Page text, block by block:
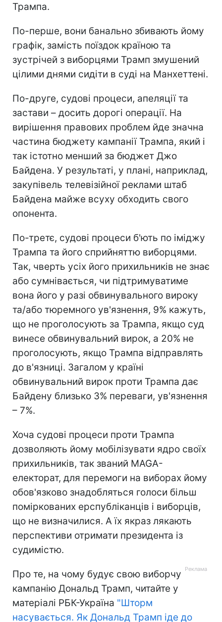
Трампа.
По-перше, вони банально збивають йому
графік, замість поїздок країною та
зустрічей з виборцями Трамп змушений
цілими днями сидіти в суді на Манхеттені.
По-друге, судові процеси, апеляції та
застави – досить дорогі операції. На
вирішення правових проблем йде значна
частина бюджету кампанії Трампа, який і
так істотно менший за бюджет Джо
Байдена. У результаті, у плані, наприклад,
закупівель телевізійної реклами штаб
Байдена майже всуху обходить свого
опонента.
По-третє, судові процеси б'ють по іміджу
Трампа та його сприйняттю виборцями.
Так, чверть усіх його прихильників не знає
або сумнівається, чи підтримуватиме
вона його у разі обвинувального вироку
та/або тюремного ув'язнення, 9% кажуть,
що не проголосують за Трампа, якщо суд
винесе обвинувальний вирок, а 20% не
проголосують, якщо Трампа відправлять
до в'язниці. Загалом у країні
обвинувальний вирок проти Трампа дає
Байдену близько 3% переваги, ув'язнення
– 7%.
Хоча судові процеси проти Трампа
дозволяють йому мобілізувати ядро своїх
прихильників, так званий MAGA-
електорат, для перемоги на виборах йому
обов'язково знадобляться голоси більш
поміркованих ерспубліканців і виборців,
що не визначилися. А їх якраз лякають
перспективи отримати президента із
судимістю.
Про те, на чому будує свою виборчу
кампанію Дональд Трамп, читайте у
матеріалі РБК-Україна "Шторм
насувається. Як Дональд Трамп іде до